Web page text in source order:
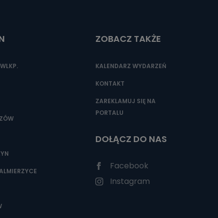
ZOBACZ TAKŻE
KALENDARZ WYDARZEŃ
KONTAKT
ZAREKLAMUJ SIĘ NA
PORTALU
DOŁĄCZ DO NAS
Facebook
Instagram